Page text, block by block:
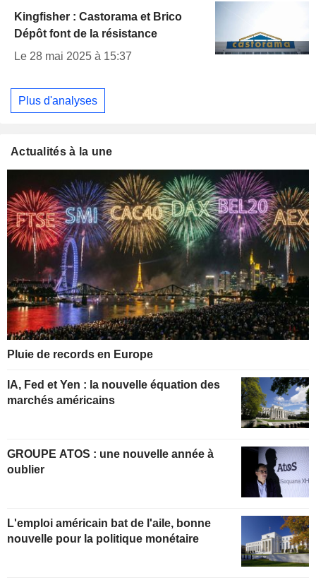
Kingfisher : Castorama et Brico
Dépôt font de la résistance
Le 28 mai 2025 à 15:37
Plus d'analyses
Actualités à la une
Pluie de records en Europe
IA, Fed et Yen : la nouvelle équation des
marchés américains
GROUPE ATOS : une nouvelle année à
oublier
L'emploi américain bat de l'aile, bonne
nouvelle pour la politique monétaire